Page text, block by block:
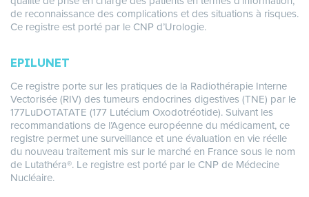
de reconnaissance des complications et des situations à risques.
Ce registre est porté par le CNP d’Urologie.
EPILUNET
Ce registre porte sur les pratiques de la Radiothérapie Interne
Vectorisée (RIV) des tumeurs endocrines digestives (TNE) par le
177LuDOTATATE (177 Lutécium Oxodotréotide). Suivant les
recommandations de l’Agence européenne du médicament, ce
registre permet une surveillance et une évaluation en vie réelle
du nouveau traitement mis sur le marché en France sous le nom
de Lutathéra®. Le registre est porté par le CNP de Médecine
Nucléaire.